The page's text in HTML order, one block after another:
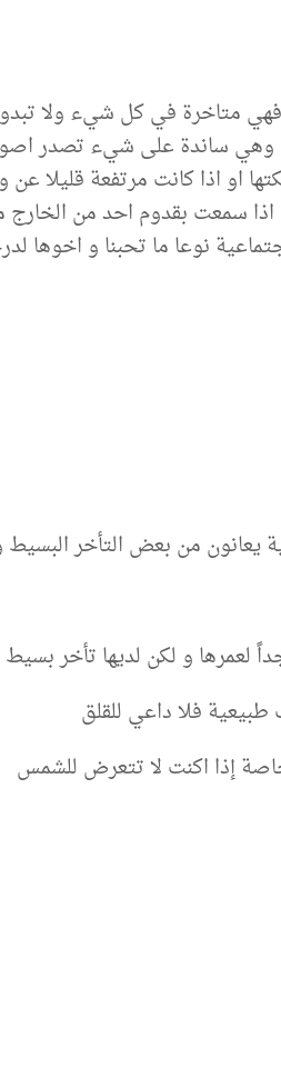
فهي متاخرة في كل شيء ولا
على شيء تصدر اصوات متل
او اذا كانت مرتفعة قليلا
سمعت بقدوم احد من الخارج
نوعا ما تحبنا و اخوها
يعانون من بعض التأخر
لعمرها و لكن لديها تأخر
فلا داعي للقلق
إذا اكنت لا تتعرض للشمس